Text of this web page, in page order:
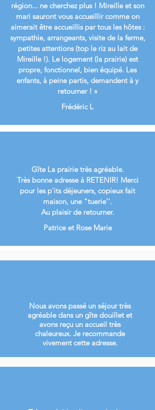
région... ne cherchez plus ! Mireille et son
mari sauront vous accueillir comme on
aimerait être accueillis par tous les hôtes :
sympathie, arrangeants, visite de la ferme,
petites attentions (top le riz au lait de
Mireille !). Le logement (la prairie) est
propre, fonctionnel, bien équipé. Les
enfants, à peine partis, demandent à y
retourner ! »
Frédéric L
Gîte La prairie très agréable.
Très bonne adresse à RETENIR! Merci
pour les p'its déjeuners, copieux fait
maison, une "tuerie''.
Au plaisir de retourner.
Patrice et Rose Marie
Nous avons passé un séjour très
agréable dans un gîte douillet et
avons reçu un accueil très
chaleureux. Je recommande
vivement cette adresse.